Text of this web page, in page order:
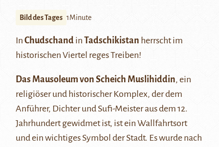
Bild des Tages 1Minute
In Chudschand in Tadschikistan herrscht im
historischen Viertel reges Treiben!
Das Mausoleum von Scheich Muslihiddin, ein
religiöser und historischer Komplex, der dem
Anführer, Dichter und Sufi-Meister aus dem 12.
Jahrhundert gewidmet ist, ist ein Wallfahrtsort
und ein wichtiges Symbol der Stadt. Es wurde nach